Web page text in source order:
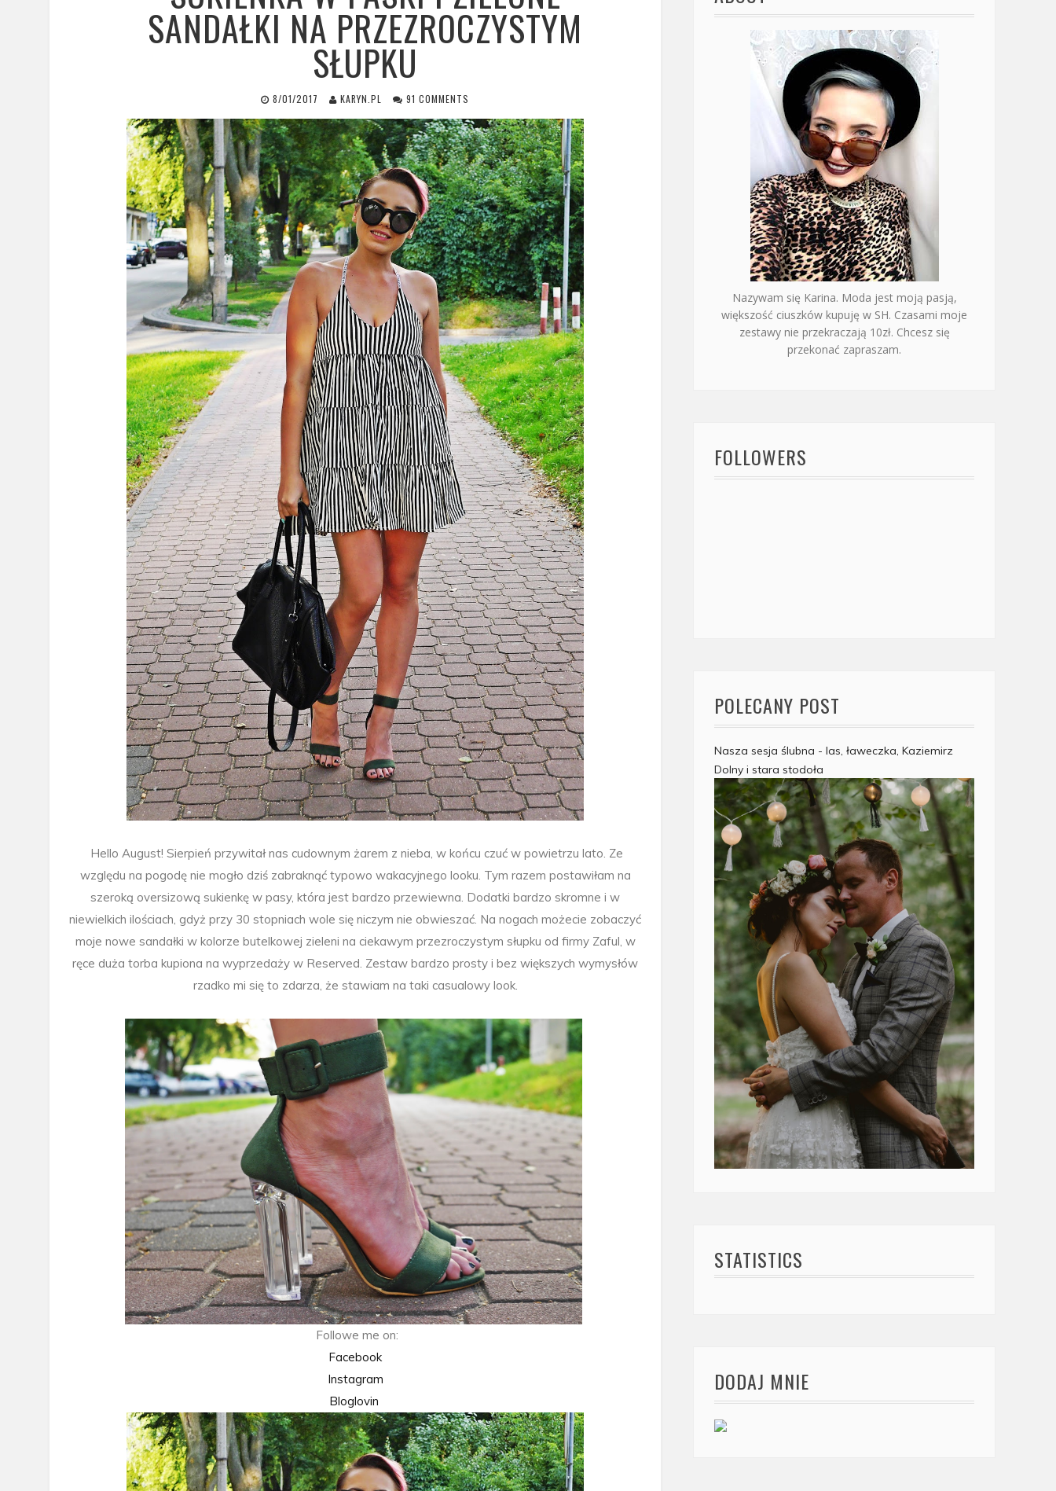
SANDAŁKI NA PRZEZROCZYSTYM
SŁUPKU
8/01/2017 KARYN.PL 91 COMMENTS
Hello August! Sierpień przywitał nas cudownym żarem z nieba, w końcu czuć w powietrzu lato. Ze
względu na pogodę nie mogło dziś zabraknąć typowo wakacyjnego looku. Tym razem postawiłam na
szeroką oversizową sukienkę w pasy, która jest bardzo przewiewna. Dodatki bardzo skromne i w
niewielkich ilościach, gdyż przy 30 stopniach wole się niczym nie obwieszać. Na nogach możecie zobaczyć
moje nowe sandałki w kolorze butelkowej zieleni na ciekawym przezroczystym słupku od firmy Zaful, w
ręce duża torba kupiona na wyprzedaży w Reserved. Zestaw bardzo prosty i bez większych wymysłów
rzadko mi się to zdarza, że stawiam na taki casualowy look.
Followe me on:
Facebook
Instagram
Bloglovin
Nazywam się Karina. Moda jest moją pasją,
większość ciuszków kupuję w SH. Czasami moje
zestawy nie przekraczają 10zł. Chcesz się
przekonać zapraszam.
FOLLOWERS
POLECANY POST
Nasza sesja ślubna - las, ławeczka, Kaziemirz
Dolny i stara stodoła
STATISTICS
DODAJ MNIE